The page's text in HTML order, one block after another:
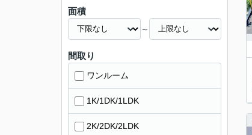
面積
～
間取り
ワンルーム
1K/1DK/1LDK
2K/2DK/2LDK